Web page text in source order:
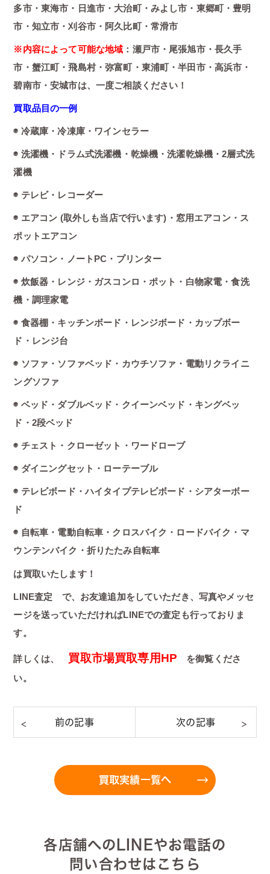
多市・東海市・日進市・大治町・みよし市・東郷町・豊明
市・知立市・刈谷市・阿久比町・常滑市
※内容によって可能な地域 ：瀬戸市・尾張旭市・長久手
市・蟹江町・飛島村・弥富町・東浦町・半田市・高浜市・
碧南市・安城市は、一度ご相談ください！
買取品目の一例
◉ 冷蔵庫・冷凍庫・ワインセラー
◉ 洗濯機・ドラム式洗濯機・乾燥機・洗濯乾燥機・2層式洗
濯機
◉ テレビ・レコーダー
◉ エアコン (取外しも当店で行います)・窓用エアコン・ス
ポットエアコン
◉ パソコン・ノートPC・プリンター
◉ 炊飯器・レンジ・ガスコンロ・ポット・白物家電・食洗
機・調理家電
◉ 食器棚・キッチンボード・レンジボード・カップボー
ド・レンジ台
◉ ソファ・ソファベッド・カウチソファ・電動リクライニ
ングソファ
◉ ベッド・ダブルベッド・クイーンベッド・キングベッ
ド・2段ベッド
◉ チェスト・クローゼット・ワードローブ
◉ ダイニングセット・ローテーブル
◉ テレビボード・ハイタイプテレビボード・シアターボー
ド
◉ 自転車・電動自転車・クロスバイク・ロードバイク・マ
ウンテンバイク・折りたたみ自転車
は買取いたします！
LINE査定 で、お友達追加をしていただき、写真やメッセ
ージを送っていただければLINEでの査定も行っておりま
す。
詳しくは、 買取市場買取専用HP を御覧くださ
い。
買取実績一覧へ
各店舗へのLINEやお電話の
問い合わせはこちら